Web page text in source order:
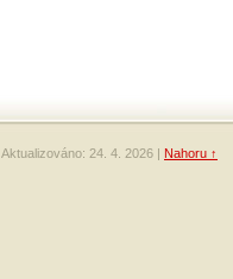
Aktualizováno: 24. 4. 2026 | Nahoru ↑